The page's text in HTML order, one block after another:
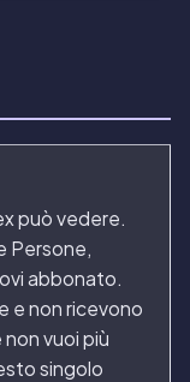
può vedere.
Persone,
abbonato.
e non ricevono
vuoi più
singolo